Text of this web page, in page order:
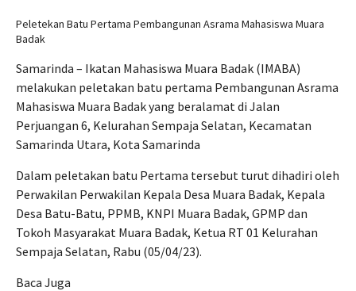
Peletekan Batu Pertama Pembangunan Asrama Mahasiswa Muara
Badak
Samarinda – Ikatan Mahasiswa Muara Badak (IMABA)
melakukan peletakan batu pertama Pembangunan Asrama
Mahasiswa Muara Badak yang beralamat di Jalan
Perjuangan 6, Kelurahan Sempaja Selatan, Kecamatan
Samarinda Utara, Kota Samarinda
Dalam peletakan batu Pertama tersebut turut dihadiri oleh
Perwakilan Perwakilan Kepala Desa Muara Badak, Kepala
Desa Batu-Batu, PPMB, KNPI Muara Badak, GPMP dan
Tokoh Masyarakat Muara Badak, Ketua RT 01 Kelurahan
Sempaja Selatan, Rabu (05/04/23).
Baca Juga